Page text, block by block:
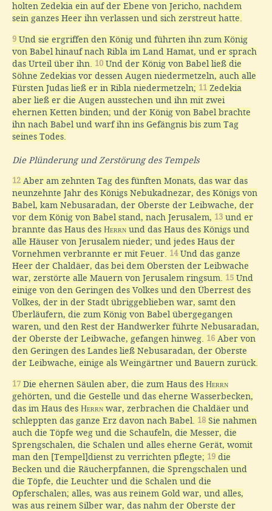
holten Zedekia ein auf der Ebene von Jericho, nachdem
sein ganzes Heer ihn verlassen und sich zerstreut hatte.
9 Und sie ergriffen den König und führten ihn zum König
von Babel hinauf nach Ribla im Land Hamat, und er sprach
das Urteil über ihn. 10 Und der König von Babel ließ die
Söhne Zedekias vor dessen Augen niedermetzeln, auch alle
Fürsten Judas ließ er in Ribla niedermetzeln; 11 Zedekia
aber ließ er die Augen ausstechen und ihn mit zwei
ehernen Ketten binden; und der König von Babel brachte
ihn nach Babel und warf ihn ins Gefängnis bis zum Tag
seines Todes.
Die Plünderung und Zerstörung des Tempels
12 Aber am zehnten Tag des fünften Monats, das war das
neunzehnte Jahr des Königs Nebukadnezar, des Königs von
Babel, kam Nebusaradan, der Oberste der Leibwache, der
vor dem König von Babel stand, nach Jerusalem, 13 und er
brannte das Haus des Herrn und das Haus des Königs und
alle Häuser von Jerusalem nieder; und jedes Haus der
Vornehmen verbrannte er mit Feuer. 14Und das ganze
Heer der Chaldäer, das bei dem Obersten der Leibwache
war, zerstörte alle Mauern von Jerusalem ringsum. 15 Und
einige von den Geringen des Volkes und den Überrest des
Volkes, der in der Stadt übriggeblieben war, samt den
Überläufern, die zum König von Babel übergegangen
waren, und den Rest der Handwerker führte Nebusaradan,
der Oberste der Leibwache, gefangen hinweg. 16 Aber von
den Geringen des Landes ließ Nebusaradan, der Oberste
der Leibwache, einige als Weingärtner und Bauern zurück.
17 Die ehernen Säulen aber, die zum Haus des Herrn
gehörten, und die Gestelle und das eherne Wasserbecken,
das im Haus des Herrn war, zerbrachen die Chaldäer und
schleppten das ganze Erz davon nach Babel. 18 Sie nahmen
auch die Töpfe weg und die Schaufeln, die Messer, die
Sprengschalen, die Schalen und alles eherne Gerät, womit
man den [Tempel]dienst zu verrichten pflegte; 19 die
Becken und die Räucherpfannen, die Sprengschalen und
die Töpfe, die Leuchter und die Schalen und die
Opferschalen; alles, was aus reinem Gold war, und alles,
was aus reinem Silber war, das nahm der Oberste der